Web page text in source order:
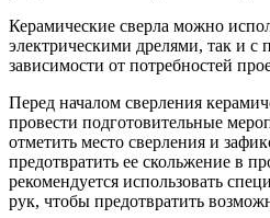
Керамические сверла можно
электрическими дрелями, так и с
зависимости от потребностей
Перед началом сверления
провести подготовительные
отметить место сверления и
предотвратить ее скольжение в
рекомендуется использовать
рук, чтобы предотвратить